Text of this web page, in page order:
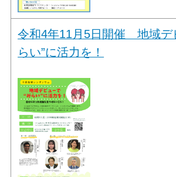
令和4年11月5日開催 地域デ
らい”に活力を！